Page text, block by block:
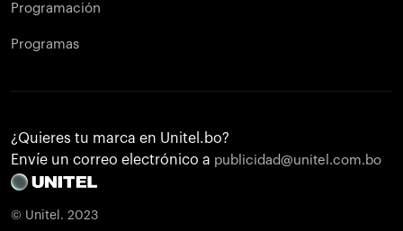
Programación
Programas
¿Quieres tu marca en Unitel.bo?
Envíe un correo electrónico a publicidad@unitel.com.bo
© Unitel. 2023